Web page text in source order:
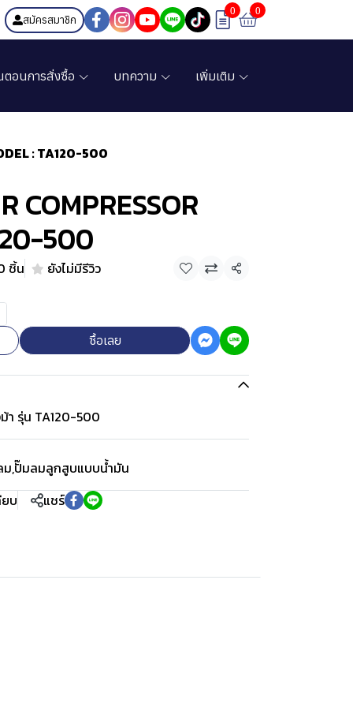
สมัครสมาชิก
0 0
ตอนการสั่งซื้อ บทความ เพิ่มเติม
: TA120-500
COMPRESSOR
500
ชิ้น ยังไม่มีรีวิว แชร์
ซื้อเลย
า รุ่น TA120-500
ม,ปั๊มลมลูกสูบแบบน้ำมัน
บ แชร์